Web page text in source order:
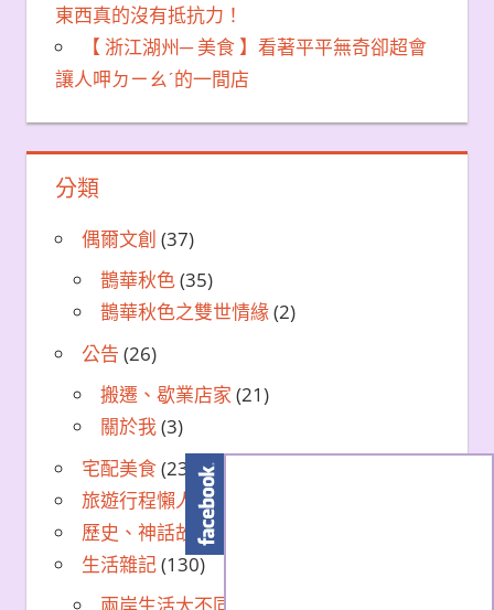
東西真的沒有抵抗力！
【 浙江湖州─ 美食 】看著平平無奇卻超會
讓人呷ㄉㄧㄠˊ的一間店
分類
偶爾文創 (37)
鵲華秋色(35)
鵲華秋色之雙世情緣(2)
公告 (26)
搬遷、歇業店家 (21)
關於我(3)
宅配美食(23)
旅遊行程懶人包(7)
歷史、神話故事景點
生活雜記(130)